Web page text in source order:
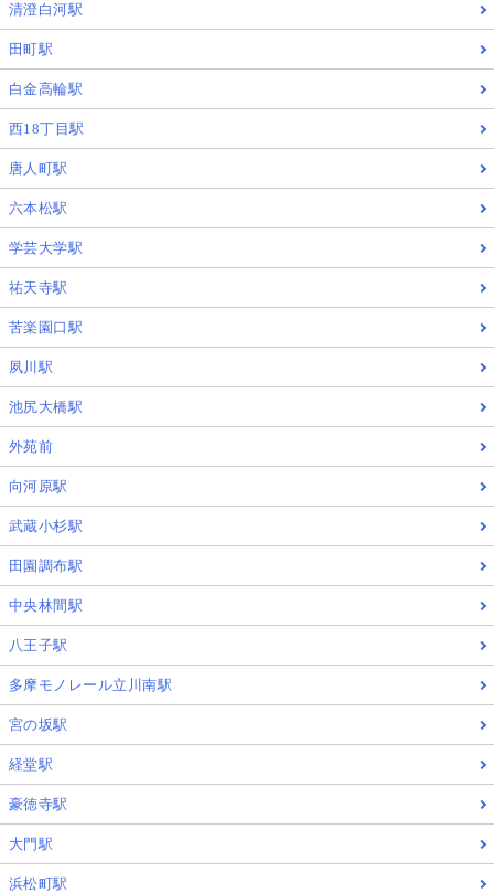
清澄白河駅
田町駅
白金高輪駅
西18丁目駅
唐人町駅
六本松駅
学芸大学駅
祐天寺駅
苦楽園口駅
夙川駅
池尻大橋駅
外苑前
向河原駅
武蔵小杉駅
田園調布駅
中央林間駅
八王子駅
多摩モノレール立川南駅
宮の坂駅
経堂駅
豪徳寺駅
大門駅
浜松町駅